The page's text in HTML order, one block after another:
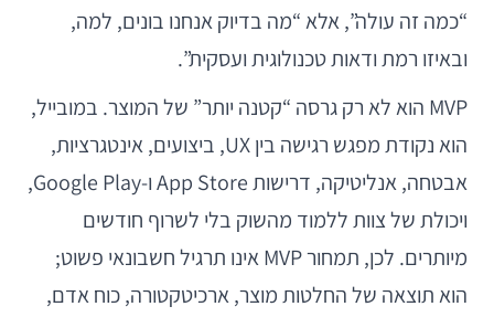
“כמה זה עולה”, אלא “מה בדיוק אנחנו בונים, למה,
ובאיזו רמת ודאות טכנולוגית ועסקית”.
MVP הוא לא רק גרסה “קטנה יותר” של המוצר. במובייל,
הוא נקודת מפגש רגישה בין UX, ביצועים, אינטגרציות,
אבטחה, אנליטיקה, דרישות App Store ו-Google Play,
ויכולת של צוות ללמוד מהשוק בלי לשרוף חודשים
מיותרים. לכן, תמחור MVP אינו תרגיל חשבונאי פשוט;
הוא תוצאה של החלטות מוצר, ארכיטקטורה, כוח אדם,